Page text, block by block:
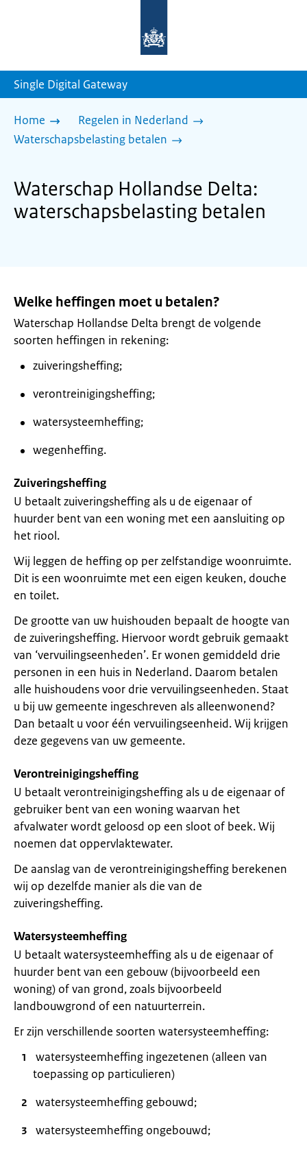
homepage
Single Digital Gateway
Home
Regelen in Nederland
Waterschapsbelasting betalen
Waterschap Hollandse Delta:
waterschapsbelasting betalen
Welke heffingen moet u betalen?
Waterschap Hollandse Delta brengt de volgende
soorten heffingen in rekening:
zuiveringsheffing;
verontreinigingsheffing;
watersysteemheffing;
wegenheffing.
Zuiveringsheffing
U betaalt zuiveringsheffing als u de eigenaar of
huurder bent van een woning met een aansluiting op
het riool.
Wij leggen de heffing op per zelfstandige woonruimte.
Dit is een woonruimte met een eigen keuken, douche
en toilet.
De grootte van uw huishouden bepaalt de hoogte van
de zuiveringsheffing. Hiervoor wordt gebruik gemaakt
van ‘vervuilingseenheden’. Er wonen gemiddeld drie
personen in een huis in Nederland. Daarom betalen
alle huishoudens voor drie vervuilingseenheden. Staat
u bij uw gemeente ingeschreven als alleenwonend?
Dan betaalt u voor één vervuilingseenheid. Wij krijgen
deze gegevens van uw gemeente.
Verontreinigingsheffing
U betaalt verontreinigingsheffing als u de eigenaar of
gebruiker bent van een woning waarvan het
afvalwater wordt geloosd op een sloot of beek. Wij
noemen dat oppervlaktewater.
De aanslag van de verontreinigingsheffing berekenen
wij op dezelfde manier als die van de
zuiveringsheffing.
Watersysteemheffing
U betaalt watersysteemheffing als u de eigenaar of
huurder bent van een gebouw (bijvoorbeeld een
woning) of van grond, zoals bijvoorbeeld
landbouwgrond of een natuurterrein.
Er zijn verschillende soorten watersysteemheffing:
watersysteemheffing ingezetenen (alleen van
toepassing op particulieren)
watersysteemheffing gebouwd;
watersysteemheffing ongebouwd;